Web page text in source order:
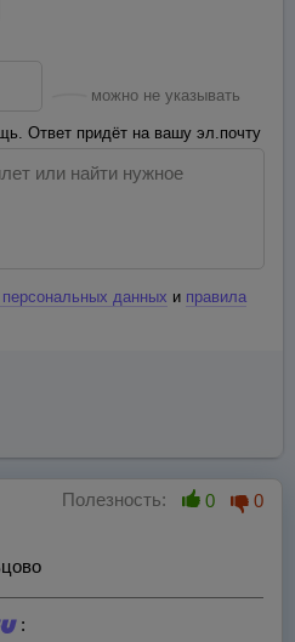
можно не указывать
Ответ придёт на вашу эл.почту
персональных данных и правила
Полезность: 0 0
: